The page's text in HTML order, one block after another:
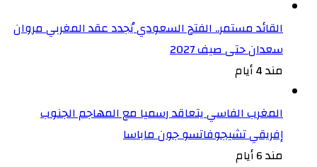
القائد مستمر.. الفتح السعودي يُجدد عقد المغربي مروان
سعدان حتى صيف 2027
مند 4 أيام
المغرب الفاسي يتعاقد رسميا مع المهاجم الجنوب
إفريقي تشيجوفاتسو جون ماباسا
مند 6 أيام